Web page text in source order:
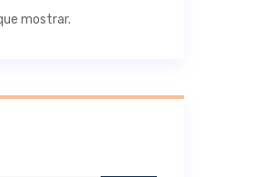
mostrar.